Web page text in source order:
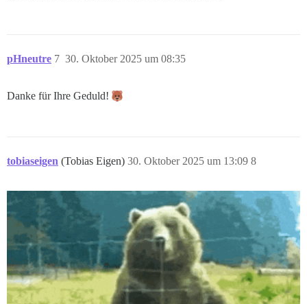
pHneutre 30. Oktober 2025 um 08:35
7
Danke für Ihre Geduld!
tobiaseigen (Tobias Eigen) 30. Oktober 2025 um 13:09 8